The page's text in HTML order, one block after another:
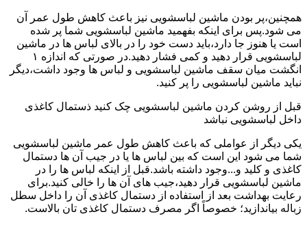
همچنین،پر بودن ماشین لباسشویی نیز باعث کاهش طول عمر آن
می شود.پس برای اینکه بفهمید ماشین لباسشویی شما پر شده
است یا هنوز جا دارد،باید دست خود را در بالای لباس ها در ماشین
لباسشویی قرار دهید و کمی فشار دهید.در صورتی که اندازه ۱
انگشت میان سقف ماشین لباسشویی و لباس ها وجود داشت،دیگر
نباید ماشین لباسشویی را پر کنید.
قبل از روشن کردن ماشین لباسشویی چک کنید ذستمال کاغذی
داخل لباسشویی نباشد
یکی دیگر از عواملی که باعث کاهش طول عمر ماشین لباسشویی
شما می شود این است که بین لباس ها یا در جیب آن ها دستمال
کاغذی و کلید و...وجود داشته باشد.قبل از اینکه لباس ها را در
ماشین لباسشویی قرار دهید،جیب های آن ها را خالی کنید.برای
رعایت بهداشت بعد از استفاده از دستمال کاغذی آن را داخل سطل
زباله بیاندازید؛ خصوصاً اگر مصرف دستمال کاغذی تان بالاست.